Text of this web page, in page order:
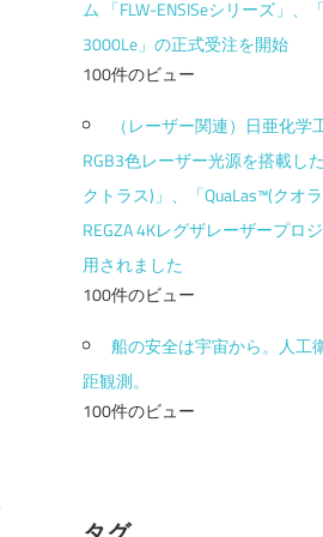
ム 「FLW-ENSISeシリーズ」、
3000Le」の正式受注を開始
100件のビュー
（レーザー関連）日亜化学
RGB3色レーザー光源を搭載し
クトラス)」、「QuaLas™(クオ
REGZA 4Kレグザレーザープロ
用されました
100件のビュー
船の安全は宇宙から。人工
距観測。
100件のビュー